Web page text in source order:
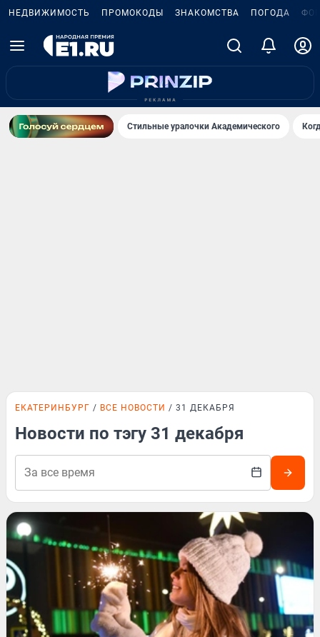
НЕДВИЖИМОСТЬ ПРОМОКОДЫ ЗНАКОМСТВА ПОГОДА
Стильные уралочки Академического
ЕКАТЕРИНБУРГ ВСЕ НОВОСТИ 31 ДЕКАБРЯ
Новости по тэгу 31 декабря